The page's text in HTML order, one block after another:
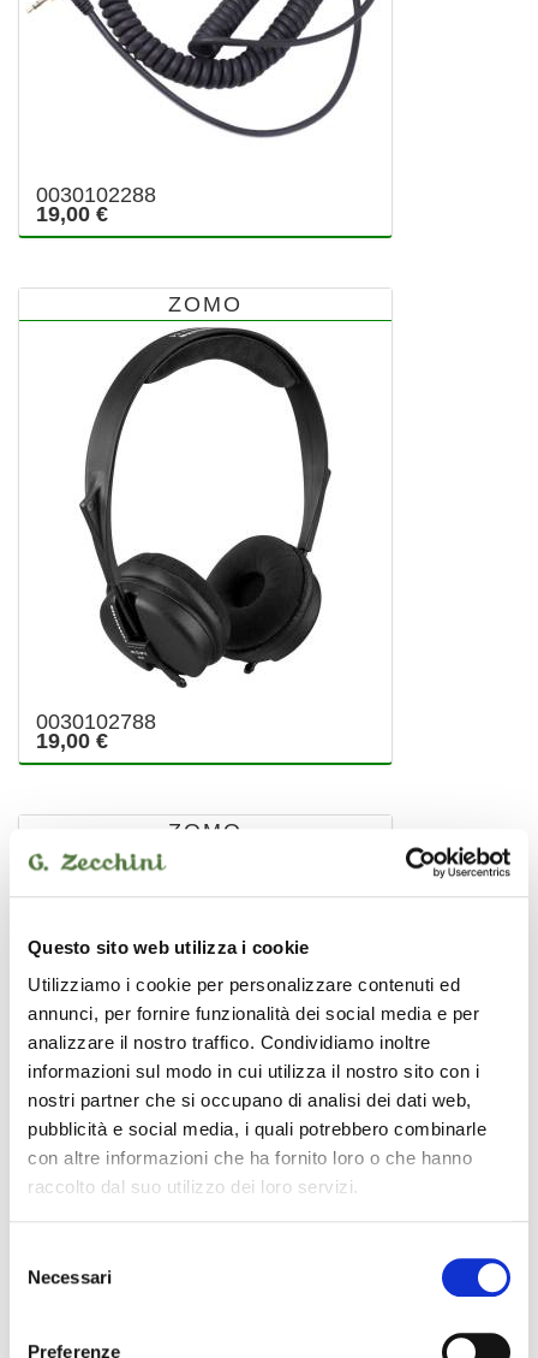
Questo sito web utilizza i cookie
Utilizziamo i cookie per personalizzare contenuti ed
annunci, per fornire funzionalità dei social media e per
analizzare il nostro traffico. Condividiamo inoltre
informazioni sul modo in cui utilizza il nostro sito con i
nostri partner che si occupano di analisi dei dati web,
pubblicità e social media, i quali potrebbero combinarle
con altre informazioni che ha fornito loro o che hanno
raccolto dal suo utilizzo dei loro servizi.
delNecessari
Preferenze
0030102288
19,00 €
ZOMO
0030102788
19,00 €
ZOMO
22,00 €